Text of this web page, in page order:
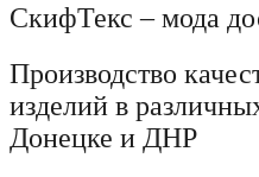
СкифТекс – мода
Производство
изделий в
Донецке и ДНР